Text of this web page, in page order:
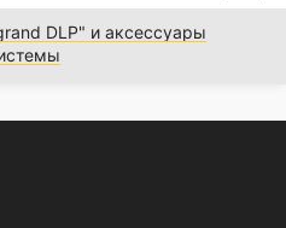
DLP" и аксессуары